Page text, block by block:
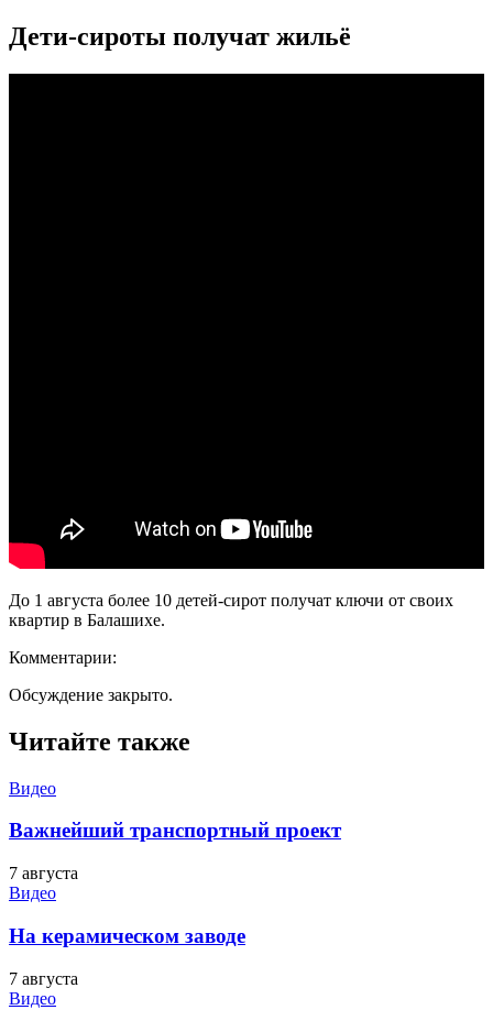
Дети-сироты получат жильё
До 1 августа более 10 детей-сирот получат ключи от своих
квартир в Балашихе.
Комментарии:
Обсуждение закрыто.
Читайте также
Видео
Важнейший транспортный проект
7 августа
Видео
На керамическом заводе
7 августа
Видео